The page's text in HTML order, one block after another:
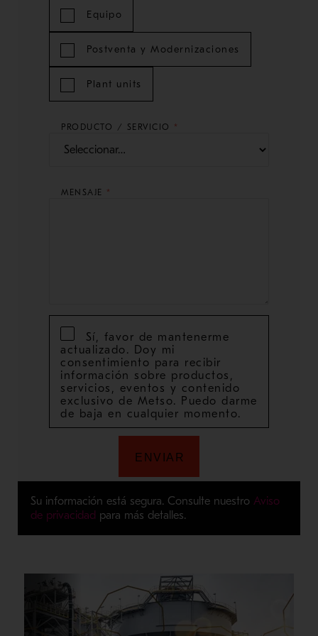
Su información está segura. Consulte nuestro Aviso
de privacidad para más detalles.